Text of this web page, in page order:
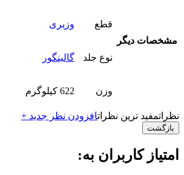
مشخصات دیگر
قطع وزیری
نوع جلد گالینگور
وزن 622 کیلوگرم
نظراتمفید ترین نظراتافزودن نظر جدید +
بازگشت
امتیاز کاربران به: